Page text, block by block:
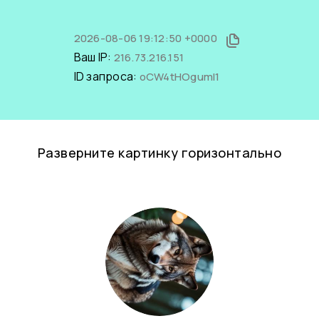
2026-08-06 19:12:50 +0000
Ваш IP: 216.73.216.151
ID запроса: oCW4tHOgumI1
Разверните картинку горизонтально